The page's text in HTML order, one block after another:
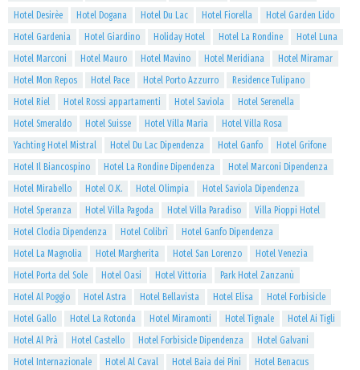
Hotel Desirèe
Hotel Dogana Hotel Du Lac Hotel Fiorella
Hotel Garden Lido
Hotel Gardenia
Hotel Giardino Holiday Hotel Hotel La Rondine
Hotel Luna
Hotel Marconi
Hotel Mauro Hotel Mavino Hotel Meridiana
Hotel Miramar
Hotel Mon Repos
Hotel Pace Hotel Porto Azzurro
Residence Tulipano
Hotel Riel
Hotel Rossi appartamenti Hotel Saviola
Hotel Serenella
Hotel Smeraldo
Hotel Suisse Hotel Villa Maria
Hotel Villa Rosa
Yachting Hotel Mistral
Hotel Du Lac Dipendenza Hotel Ganfo
Hotel Grifone
Hotel Il Biancospino
Hotel La Rondine Dipendenza
Hotel Marconi Dipendenza
Hotel Mirabello
Hotel O.K. Hotel Olimpia
Hotel Saviola Dipendenza
Hotel Speranza
Hotel Villa Pagoda Hotel Villa Paradiso
Villa Pioppi Hotel
Hotel Clodia Dipendenza
Hotel Colibrì
Hotel Ganfo Dipendenza
Hotel La Magnolia
Hotel Margherita Hotel San Lorenzo
Hotel Venezia
Hotel Porta del Sole
Hotel Oasi Hotel Vittoria
Park Hotel Zanzanù
Hotel Al Poggio
Hotel Astra Hotel Bellavista Hotel Elisa
Hotel Forbisicle
Hotel Gallo
Hotel La Rotonda Hotel Miramonti Hotel Tignale
Hotel Ai Tigli
Hotel Al Prà
Hotel Castello Hotel Forbisicle Dipendenza
Hotel Galvani
Hotel Internazionale
Hotel Al Caval Hotel Baia dei Pini
Hotel Benacus